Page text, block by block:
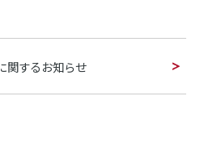
するお知らせ